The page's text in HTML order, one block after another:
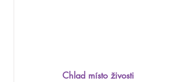
Chlad místo živosti